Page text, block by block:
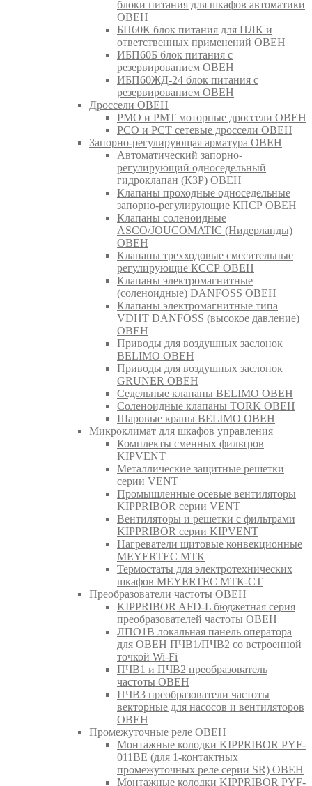
блоки питания для шкафов автоматики
ОВЕН
БП60К блок питания для ПЛК и
ответственных применений ОВЕН
ИБП60Б блок питания с
резервированием ОВЕН
ИБП60ЖД-24 блок питания с
резервированием ОВЕН
Дроссели ОВЕН
РМО и РМТ моторные дроссели ОВЕН
РСО и РСТ сетевые дроссели ОВЕН
Запорно-регулирующая арматура ОВЕН
Автоматический запорно-
регулирующий односедельный
гидроклапан (КЗР) ОВЕН
Клапаны проходные односедельные
запорно-регулирующие КПСР ОВЕН
Клапаны соленоидные
ASCO/JOUCOMATIC (Нидерланды)
ОВЕН
Клапаны трехходовые смесительные
регулирующие КССР ОВЕН
Клапаны электромагнитные
(соленоидные) DANFOSS ОВЕН
Клапаны электромагнитные типа
VDHT DANFOSS (высокое давление)
ОВЕН
Приводы для воздушных заслонок
BELIMO ОВЕН
Приводы для воздушных заслонок
GRUNER ОВЕН
Седельные клапаны BELIMO ОВЕН
Соленоидные клапаны TORK ОВЕН
Шаровые краны BELIMO ОВЕН
Микроклимат для шкафов управления
Комплекты сменных фильтров
KIPVENT
Металлические защитные решетки
серии VENT
Промышленные осевые вентиляторы
KIPPRIBOR серии VENT
Вентиляторы и решетки с фильтрами
KIPPRIBOR серии KIPVENT
Нагреватели щитовые конвекционные
MEYERTEC МТК
Термостаты для электротехнических
шкафов MEYERTEC МТК-СТ
Преобразователи частоты ОВЕН
KIPPRIBOR AFD-L бюджетная серия
преобразователей частоты ОВЕН
ЛПО1В локальная панель оператора
для ОВЕН ПЧВ1/ПЧВ2 со встроенной
точкой Wi-Fi
ПЧВ1 и ПЧВ2 преобразователь
частоты ОВЕН
ПЧВ3 преобразователи частоты
векторные для насосов и вентиляторов
ОВЕН
Промежуточные реле ОВЕН
Монтажные колодки KIPPRIBOR PYF-
011BE (для 1-контактных
промежуточных реле серии SR) ОВЕН
Монтажные колодки KIPPRIBOR PYF-